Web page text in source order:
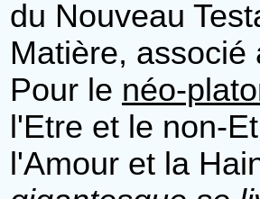
du Nouveau
Matière, associé
Pour le néo-
l'Etre et le non-
l'Amour et la